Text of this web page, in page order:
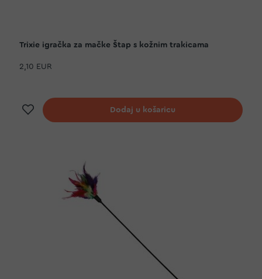
Trixie igračka za mačke Štap s kožnim trakicama
2,10 EUR
Dodaj na listu želja
Dodaj u košaricu